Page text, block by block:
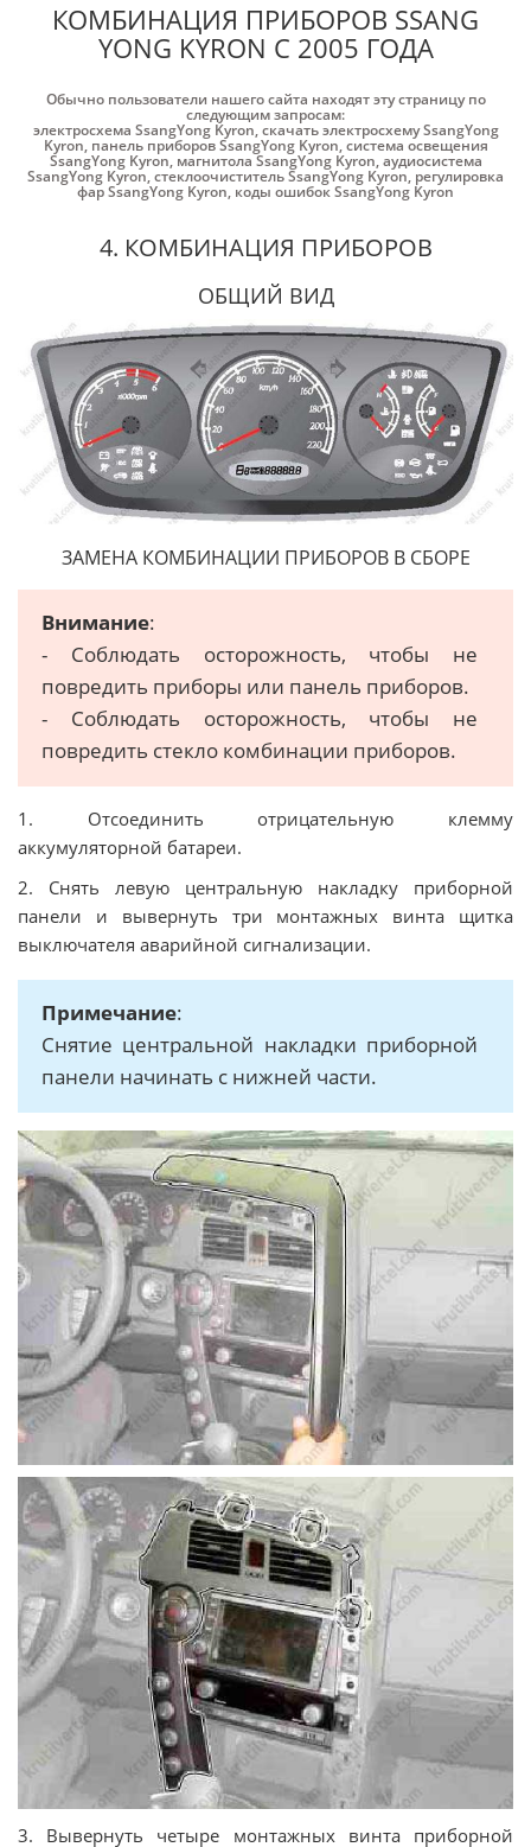
КОМБИНАЦИЯ ПРИБОРОВ SSANG
YONG KYRON С 2005 ГОДА
Обычно пользователи нашего сайта находят эту страницу по
следующим запросам:
электросхема SsangYong Kyron,скачать электросхему SsangYong
Kyron, панель приборов SsangYong Kyron,система освещения
SsangYong Kyron, магнитола SsangYong Kyron,аудиосистема
SsangYong Kyron,стеклоочиститель SsangYong Kyron, регулировка
фар SsangYong Kyron, коды ошибок SsangYong Kyron
4. КОМБИНАЦИЯ ПРИБОРОВ
ОБЩИЙ ВИД
ЗАМЕНА КОМБИНАЦИИ ПРИБОРОВ В СБОРЕ
Внимание:
- Соблюдать осторожность, чтобы не
повредить приборы или панель приборов.
- Соблюдать осторожность, чтобы не
повредить стекло комбинации приборов.
1. Отсоединить отрицательную клемму
аккумуляторной батареи.
2. Снять левую центральную накладку приборной
панели и вывернуть три монтажных винта щитка
выключателя аварийной сигнализации.
Примечание:
Снятие центральной накладки приборной
панели начинать с нижней части.
3. Вывернуть четыре монтажных винта приборной